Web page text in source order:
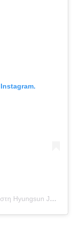
Instagram.
Η δημοσίευση κοινοποιήθηκε από το χρήστη Hyungsun Ju (@shonju)